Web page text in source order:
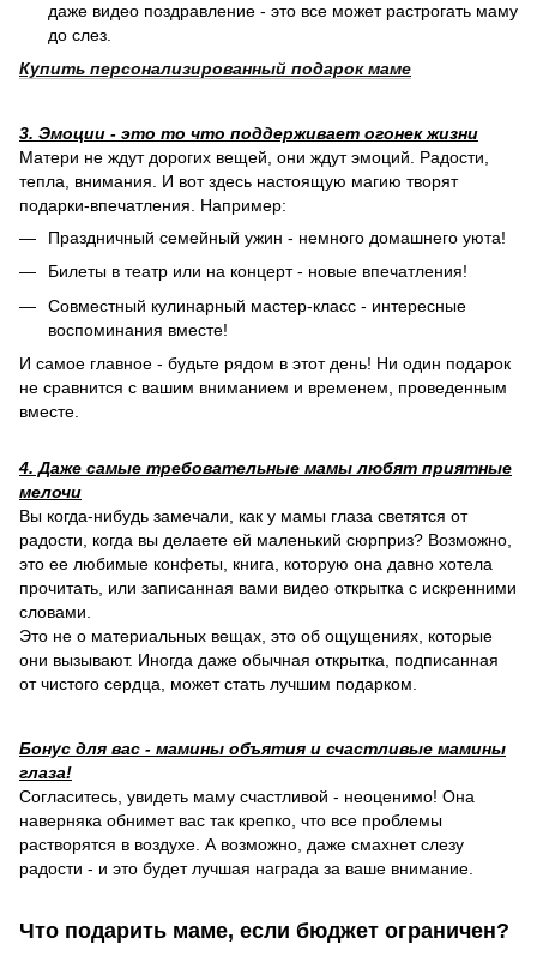
даже видео поздравление - это все может растрогать маму
до слез.
Купить персонализированный подарок маме
3. Эмоции - это то что поддерживает огонек жизни
Матери не ждут дорогих вещей, они ждут эмоций. Радости,
тепла, внимания. И вот здесь настоящую магию творят
подарки-впечатления. Например:
Праздничный семейный ужин - немного домашнего уюта!
Билеты в театр или на концерт - новые впечатления!
Совместный кулинарный мастер-класс - интересные
воспоминания вместе!
И самое главное - будьте рядом в этот день! Ни один подарок
не сравнится с вашим вниманием и временем, проведенным
вместе.
4. Даже самые требовательные мамы любят приятные
мелочи
Вы когда-нибудь замечали, как у мамы глаза светятся от
радости, когда вы делаете ей маленький сюрприз? Возможно,
это ее любимые конфеты, книга, которую она давно хотела
прочитать, или записанная вами видео открытка с искренними
словами.
Это не о материальных вещах, это об ощущениях, которые
они вызывают. Иногда даже обычная открытка, подписанная
от чистого сердца, может стать лучшим подарком.
Бонус для вас - мамины объятия и счастливые мамины
глаза!
Согласитесь, увидеть маму счастливой - неоценимо! Она
наверняка обнимет вас так крепко, что все проблемы
растворятся в воздухе. А возможно, даже смахнет слезу
радости - и это будет лучшая награда за ваше внимание.
Что подарить маме, если бюджет ограничен?